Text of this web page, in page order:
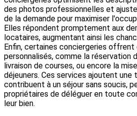
des photos professionnelles et
de la demande pour maximiser
Elles répondent promptement aux
locataires, augmentant ainsi les
Enfin, certaines conciergeries offrent
personnalisés, comme la réservation
livraison de courses, ou encore la
déjeuners. Ces services ajoutent
contribuent à un séjour sans soucis,
propriétaires de déléguer en toute
leur bien.